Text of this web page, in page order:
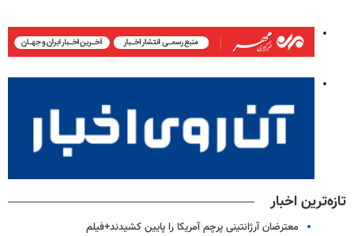
تازه‌ترین اخبار
معترضان آرژانتینی پرچم آمریکا را پایین کشیدند+فیلم